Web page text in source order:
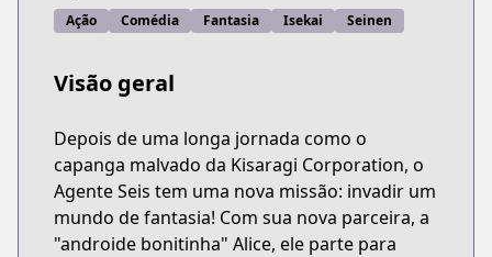
Ação Comédia Fantasia Isekai Seinen
Visão geral
Depois de uma longa jornada como o
capanga malvado da Kisaragi Corporation, o
Agente Seis tem uma nova missão: invadir um
mundo de fantasia! Com sua nova parceira, a
"androide bonitinha" Alice, ele parte para